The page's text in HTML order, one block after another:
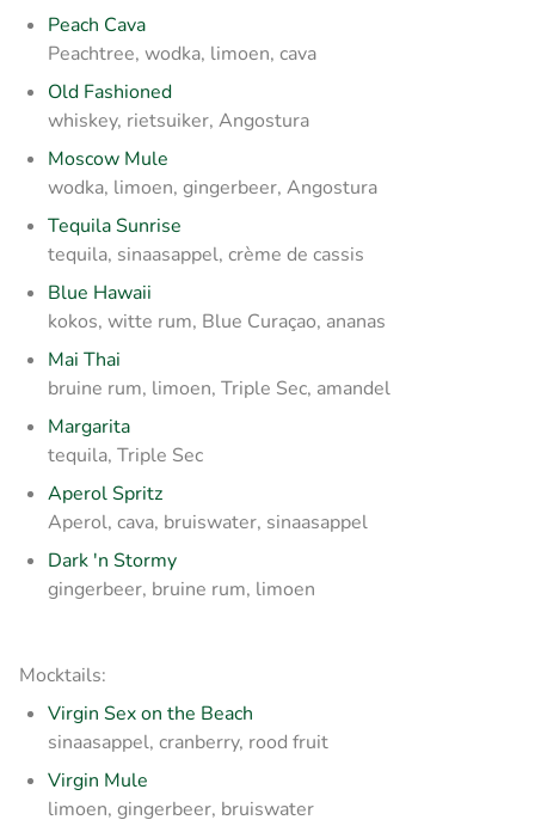
Peach Cava
Peachtree, wodka, limoen, cava
Old Fashioned
whiskey, rietsuiker, Angostura
Moscow Mule
wodka, limoen, gingerbeer, Angostura
Tequila Sunrise
tequila, sinaasappel, crème de cassis
Blue Hawaii
kokos, witte rum, Blue Curaçao, ananas
Mai Thai
bruine rum, limoen, Triple Sec, amandel
Margarita
tequila, Triple Sec
Aperol Spritz
Aperol, cava, bruiswater, sinaasappel
Dark 'n Stormy
gingerbeer, bruine rum, limoen
Mocktails:
Virgin Sex on the Beach
sinaasappel, cranberry, rood fruit
Virgin Mule
limoen, gingerbeer, bruiswater